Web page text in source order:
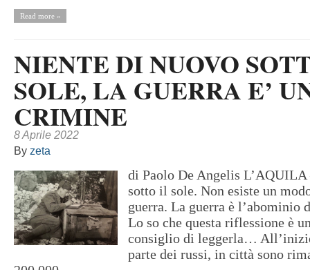
Read more »
NIENTE DI NUOVO
SOLE, LA GUERRA E’
CRIMINE
8 Aprile 2022
By zeta
di Paolo De Angelis
sotto il sole. Non esiste un
guerra. La guerra è l’abominio
Lo so che questa riflessione è
consiglio di leggerla…
parte dei russi, in città sono